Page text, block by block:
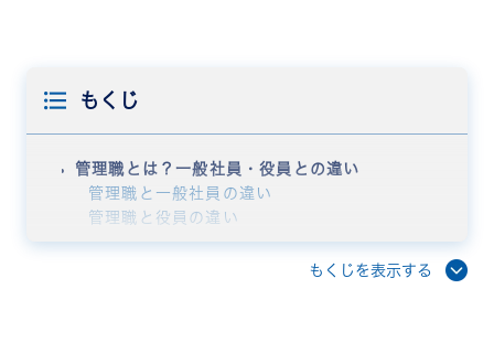
もくじ
管理職とは？一般社員・役員との違い
管理職と一般社員の違い
管理職と役員の違い
もくじを表示する